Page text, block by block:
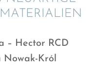
– Hector RCD
Nowak-Król